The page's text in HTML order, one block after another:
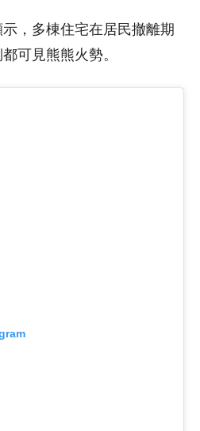
，多棟住宅在居民撤離期
可見熊熊火勢。